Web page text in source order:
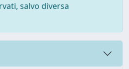
salvo diversa